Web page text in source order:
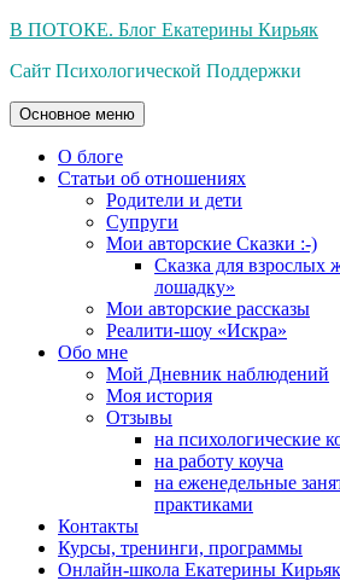
Перейти
содержимому
В ПОТОКЕ. Блог Екатерины Кирьяк
Сайт Психологической Поддержки
Основное меню
О блоге
Статьи об отношениях
Родители и дети
Супруги
Мои авторские Сказки :-)
Сказка для
лошадку»
Мои авторские рассказы
Реалити-шоу «Искра»
Обо мне
Мой Дневник наблюдений
Моя история
Отзывы
на психологические
на работу коуча
на еженедельные
практиками
Контакты
Курсы, тренинги, программы
Онлайн-школа Екатерины Кирьяк